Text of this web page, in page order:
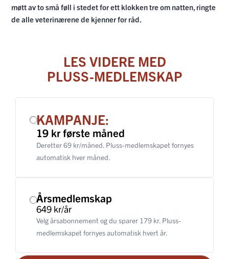
møtt av to små føll i stedet for ett klokken tre om natten, ringte
de alle veterinærene de kjenner for råd.
LES VIDERE MED
PLUSS-MEDLEMSKAP
KAMPANJE:
19 kr første måned
Deretter 69 kr/måned. Pluss-medlemskapet fornyes
automatisk hver måned.
Årsmedlemskap
649 kr/år
Velg årsabonnement og du sparer 179 kr. Pluss-
medlemskapet fornyes automatisk hvert år.